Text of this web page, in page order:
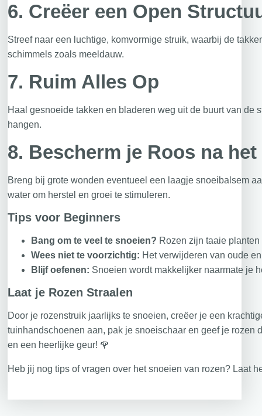
6. Creëer een Open
Streef naar een luchtige, komvormige struik, waarbij de
schimmels zoals meeldauw.
7. Ruim Alles Op
Haal gesnoeide takken en bladeren weg uit de buurt van de
hangen.
8. Bescherm je Roos na
Breng bij grote wonden eventueel een laagje snoeibalsem
water om herstel en groei te stimuleren.
Tips voor Beginners
Bang om te veel te snoeien? Rozen zijn taaie
Wees niet te voorzichtig: Het verwijderen van oude
Blijf oefenen: Snoeien wordt makkelijker naarmate je
Laat je Rozen Straalen
Door je rozenstruik jaarlijks te snoeien, creëer je een
tuinhandschoenen aan, pak je snoeischaar en geef je
en een heerlijke geur! 🌹
Heb jij nog tips of vragen over het snoeien van rozen? Laat